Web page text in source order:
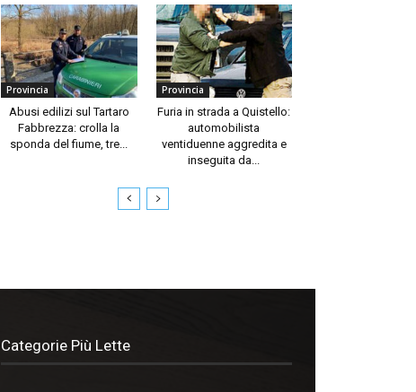
Provincia
Abusi edilizi sul Tartaro
Fabbrezza: crolla la
sponda del fiume, tre...
Provincia
Furia in strada a Quistello:
automobilista
ventiduenne aggredita e
inseguita da...
Categorie Più Lette